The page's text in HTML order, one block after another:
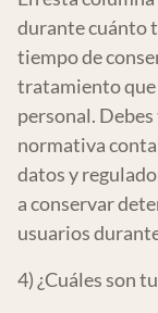
durante cuánto
tiempo de
tratamiento que
personal.
normativa
datos y
a conservar
usuarios
4) ¿Cuáles son